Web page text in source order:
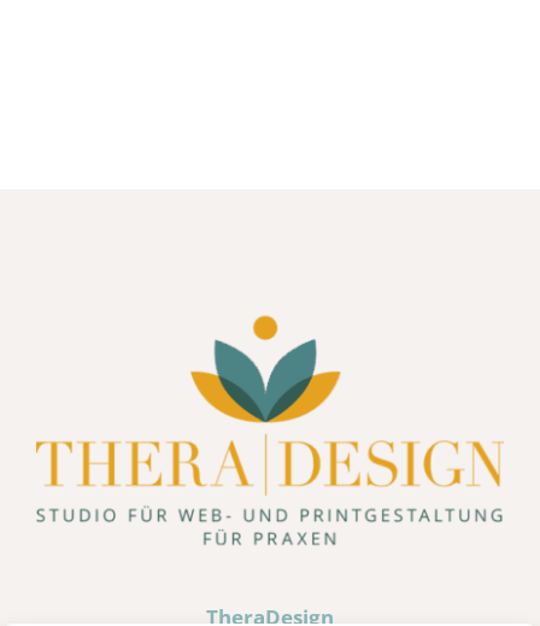
TheraDesign